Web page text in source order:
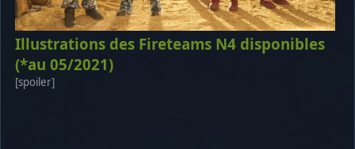
Illustrations des Fireteams N4 disponibles
(*au 05/2021)
[spoiler]